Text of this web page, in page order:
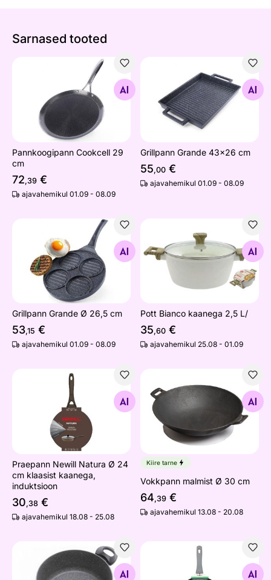
Sarnased tooted
Pannkoogipann Cookcell 29 cm
Otsi sarnaseid
Pannkoogipann Cookcell 29
cm
72,39 €
ajavahemikul 01.09 - 08.09
Grillpann Grande 43x26 cm
Otsi sarnaseid
Grillpann Grande 43x26 cm
55,00 €
ajavahemikul 01.09 - 08.09
Grillpann Grande Ø 26,5 cm
Otsi sarnaseid
Grillpann Grande Ø 26,5 cm
53,15 €
ajavahemikul 01.09 - 08.09
Pott Bianco kaanega 2,5 L/
Otsi sarnaseid
Pott Bianco kaanega 2,5 L/
35,60 €
ajavahemikul 25.08 - 01.09
Praepann Newill Natura Ø 24 cm klaasist kaanega,
Otsi sarnaseid
Praepann Newill Natura Ø 24
cm klaasist kaanega,
induktsioon
30,38 €
ajavahemikul 18.08 - 25.08
Vokkpann malmist Ø 30 cm
Otsi sarnaseid
Kiire tarne
Vokkpann malmist Ø 30 cm
64,39 €
ajavahemikul 13.08 - 20.08
Kastrul Ballarini Cortina Granitium
Otsi sarnaseid Otsi sarnaseid